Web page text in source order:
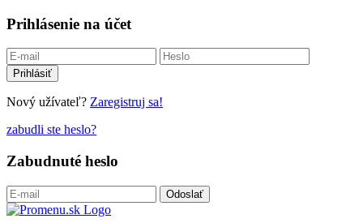
Prihlásenie na účet
Nový užívateľ? Zaregistruj sa!
zabudli ste heslo?
Zabudnuté heslo